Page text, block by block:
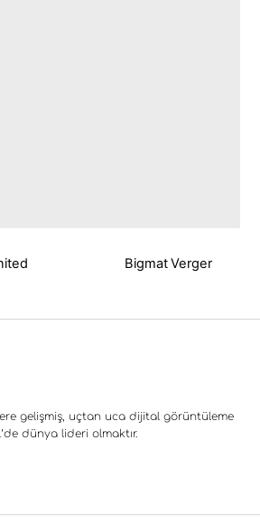
Bigmat Verger
gelişmiş, uçtan uca dijital görüntüleme
dünya lideri olmaktır.